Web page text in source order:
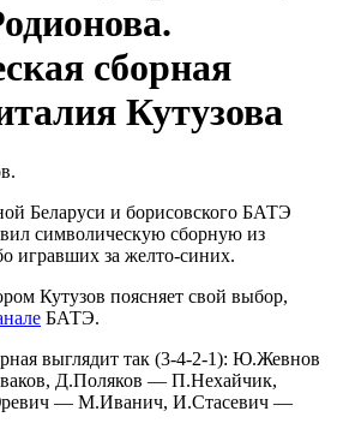
сборная
Кутузова
Беларуси и борисовского БАТЭ
символическую сборную из
игравших за желто-синих.
Кутузов поясняет свой выбор,
БАТЭ.
выглядит так (3-4-2-1): Ю.Жевнов
Д.Поляков — П.Нехайчик,
— М.Иванич, И.Стасевич —